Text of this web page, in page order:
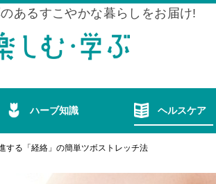
あるすこやかな暮らしをお届け!
ハーブ知識 ヘルスケア
する「経絡」の簡単ツボストレッチ法